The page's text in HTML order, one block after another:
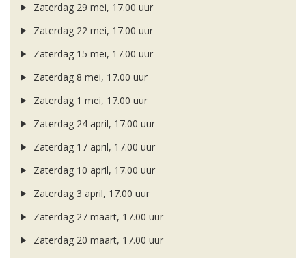
Zaterdag 29 mei, 17.00 uur
Zaterdag 22 mei, 17.00 uur
Zaterdag 15 mei, 17.00 uur
Zaterdag 8 mei, 17.00 uur
Zaterdag 1 mei, 17.00 uur
Zaterdag 24 april, 17.00 uur
Zaterdag 17 april, 17.00 uur
Zaterdag 10 april, 17.00 uur
Zaterdag 3 april, 17.00 uur
Zaterdag 27 maart, 17.00 uur
Zaterdag 20 maart, 17.00 uur